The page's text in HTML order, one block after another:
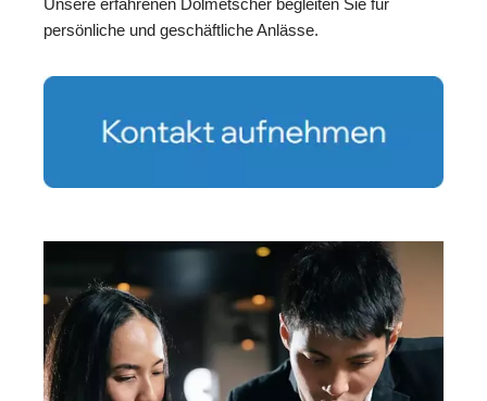
persönliche und geschäftliche Anlässe.